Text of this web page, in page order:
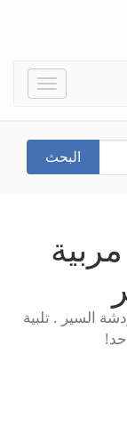
Toggle
البحث
السير . تلبية